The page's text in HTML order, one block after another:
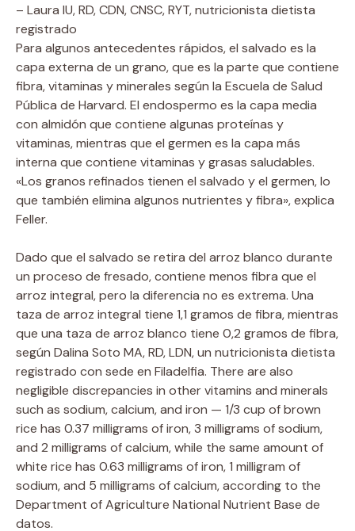
– Laura IU, RD, CDN, CNSC, RYT, nutricionista dietista
registrado
Para algunos antecedentes rápidos, el salvado es la
capa externa de un grano, que es la parte que contiene
fibra, vitaminas y minerales según la Escuela de Salud
Pública de Harvard. El endospermo es la capa media
con almidón que contiene algunas proteínas y
vitaminas, mientras que el germen es la capa más
interna que contiene vitaminas y grasas saludables.
«Los granos refinados tienen el salvado y el germen, lo
que también elimina algunos nutrientes y fibra», explica
Feller.
Dado que el salvado se retira del arroz blanco durante
un proceso de fresado, contiene menos fibra que el
arroz integral, pero la diferencia no es extrema. Una
taza de arroz integral tiene 1,1 gramos de fibra, mientras
que una taza de arroz blanco tiene 0,2 gramos de fibra,
según Dalina Soto MA, RD, LDN, un nutricionista dietista
registrado con sede en Filadelfia. There are also
negligible discrepancies in other vitamins and minerals
such as sodium, calcium, and iron — 1/3 cup of brown
rice has 0.37 milligrams of iron, 3 milligrams of sodium,
and 2 milligrams of calcium, while the same amount of
white rice has 0.63 milligrams of iron, 1 milligram of
sodium, and 5 milligrams of calcium, according to the
Department of Agriculture National Nutrient Base de
datos.